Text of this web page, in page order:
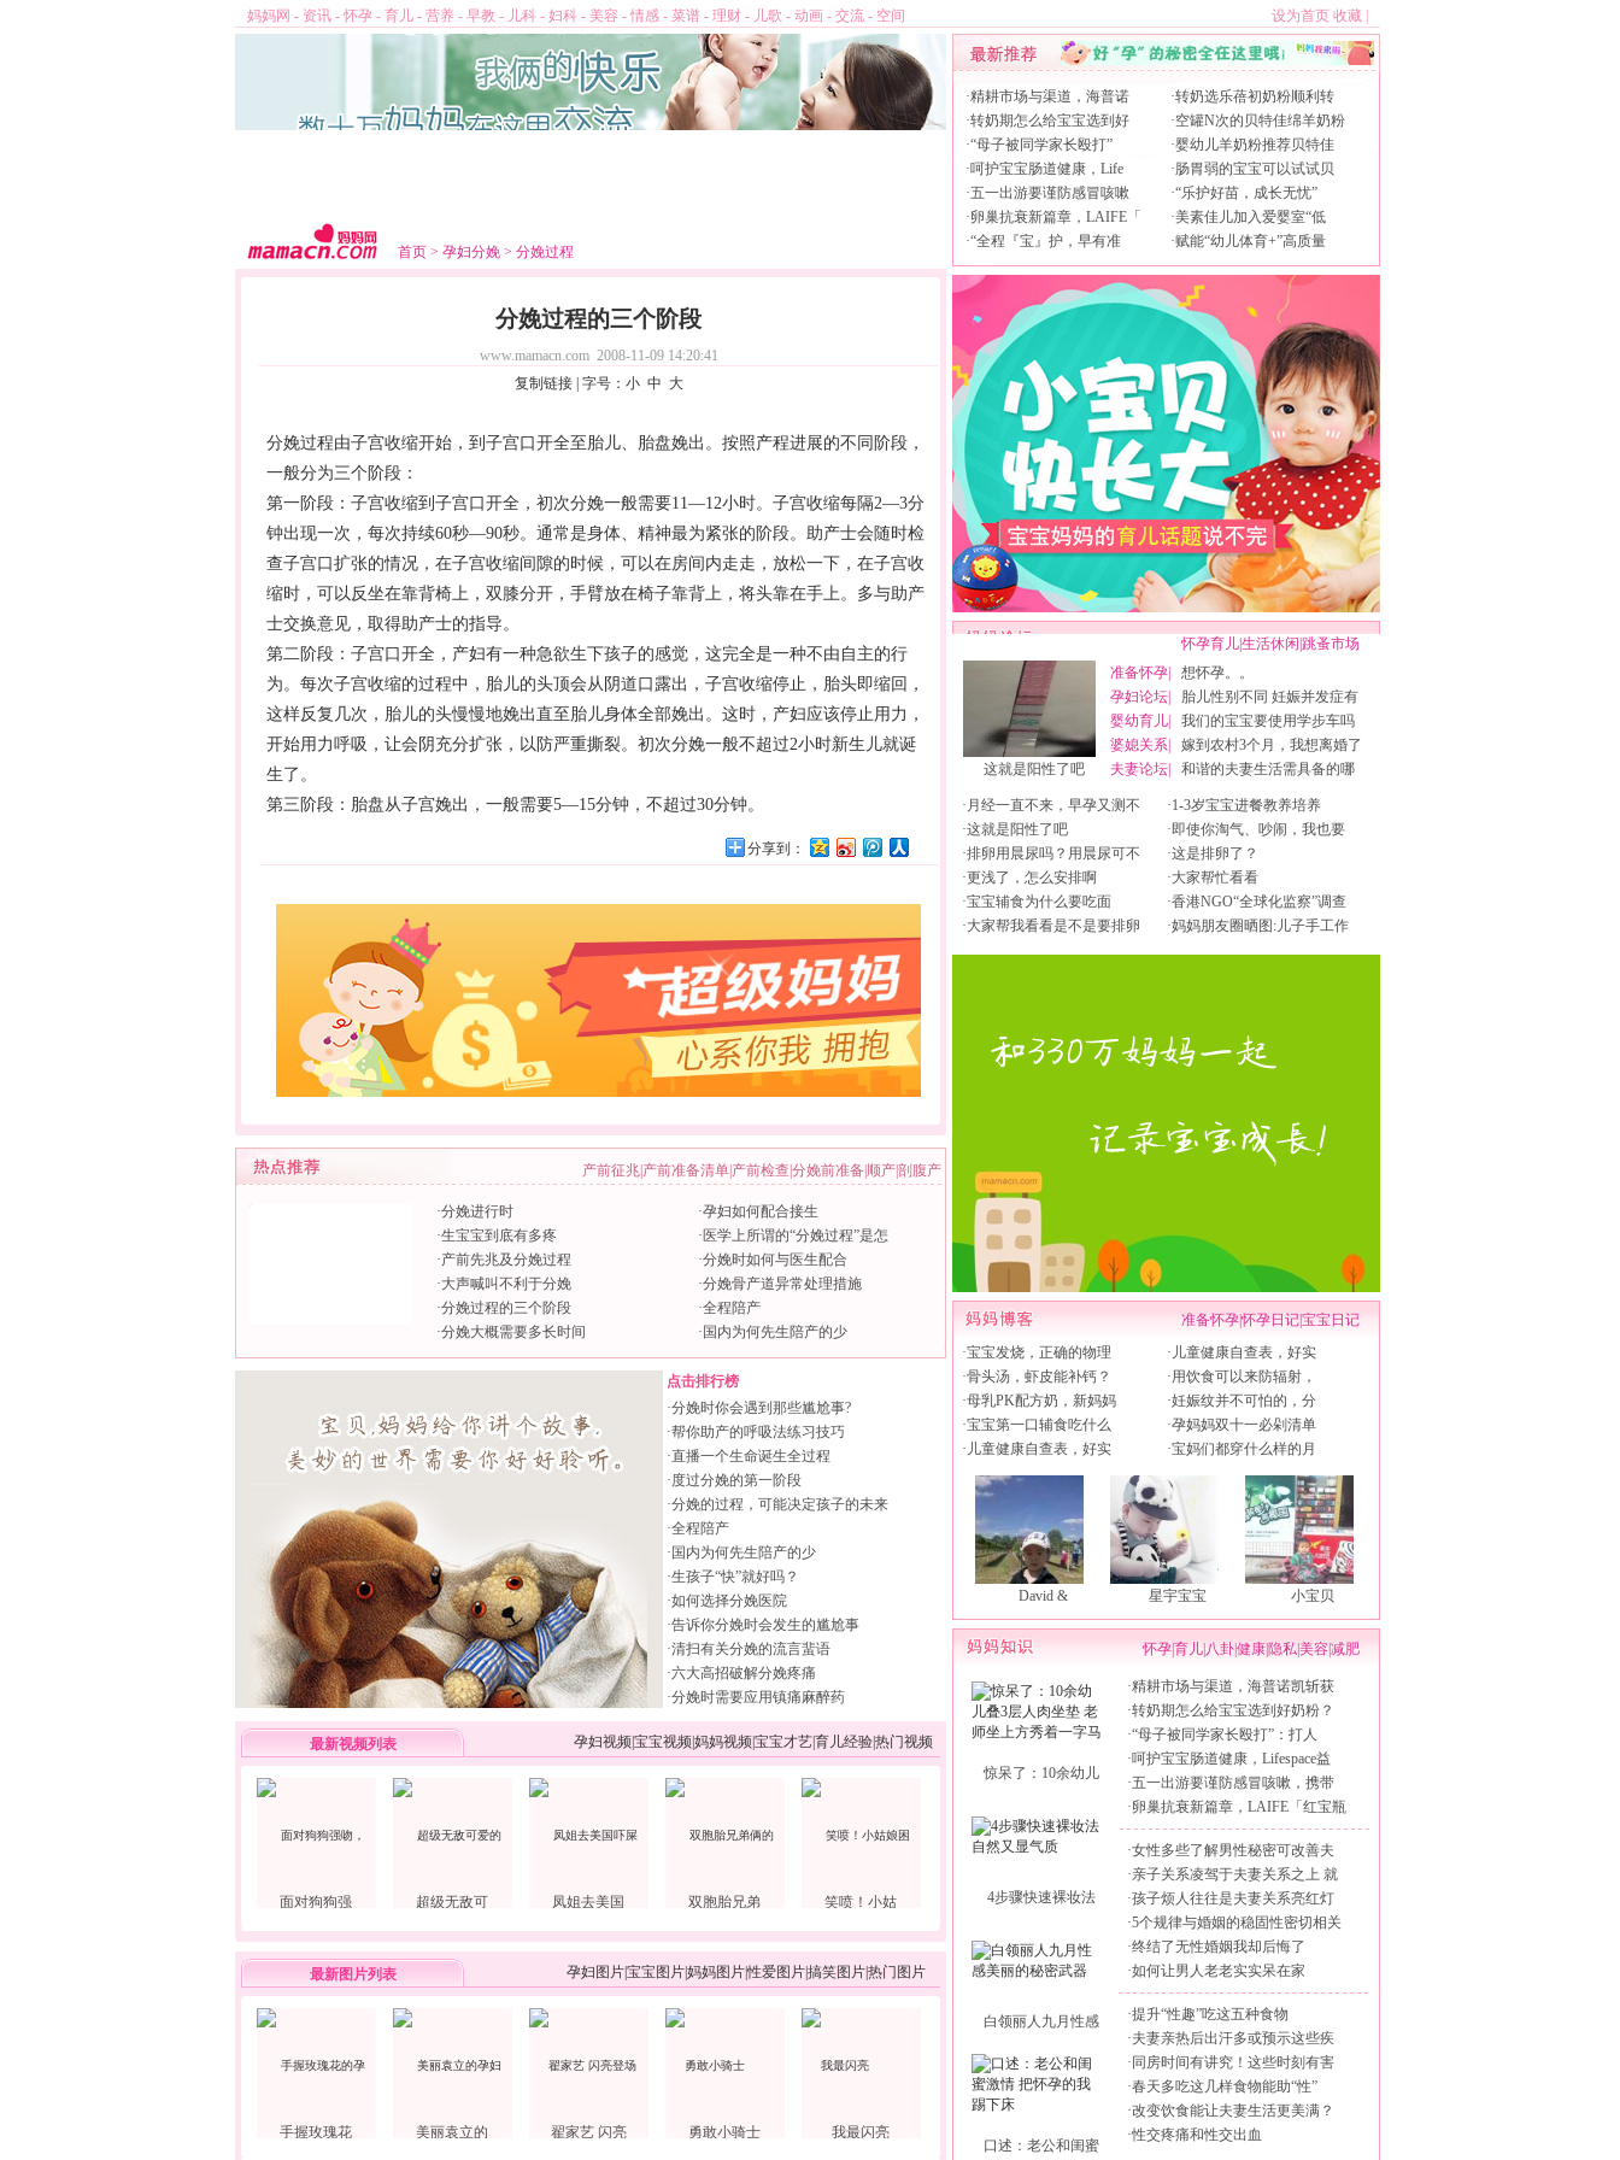
妈妈网 - 资讯 - 怀孕 - 育儿 - 营养 - 早教 - 儿科 - 妇科 - 美容 - 情感 - 菜谱 - 理财 - 儿歌 - 动画 - 交流 - 空间 设为首页 收藏
首页 > 孕妇分娩 > 分娩过程
分娩过程的三个阶段
www.mamacn.com 2008-11-09 14:20:41
复制链接| 字号： 小 中 大
分娩过程由子宫收缩开始，到子宫口开全至胎儿、胎盘娩出。按照产程进展的不同阶段，
一般分为三个阶段：
第一阶段：子宫收缩到子宫口开全，初次分娩一般需要11—12小时。子宫收缩每隔2—3分
钟出现一次，每次持续60秒—90秒。通常是身体、精神最为紧张的阶段。助产士会随时检
查子宫口扩张的情况，在子宫收缩间隙的时候，可以在房间内走走，放松一下，在子宫收
缩时，可以反坐在靠背椅上，双膝分开，手臂放在椅子靠背上，将头靠在手上。多与助产
士交换意见，取得助产士的指导。
第二阶段：子宫口开全，产妇有一种急欲生下孩子的感觉，这完全是一种不由自主的行
为。每次子宫收缩的过程中，胎儿的头顶会从阴道口露出，子宫收缩停止，胎头即缩回，
这样反复几次，胎儿的头慢慢地娩出直至胎儿身体全部娩出。这时，产妇应该停止用力，
开始用力呼吸，让会阴充分扩张，以防严重撕裂。初次分娩一般不超过2小时新生儿就诞
生了。
第三阶段：胎盘从子宫娩出，一般需要5—15分钟，不超过30分钟。
分享到：
产前征兆 产前准备清单 产前检查 分娩前准备 顺产剖腹产
·分娩进行时
·生宝宝到底有多疼
·产前先兆及分娩过程
·大声喊叫不利于分娩
·分娩过程的三个阶段
·分娩大概需要多长时间
·孕妇如何配合接生
· 医学上所谓的“分娩过程”是怎
·分娩时如何与医生配合
·分娩骨产道异常处理措施
·全程陪产
· 国内为何先生陪产的少
点击排行榜
·分娩时你会遇到那些尴尬事?
·帮你助产的呼吸法练习技巧
·直播一个生命诞生全过程
·度过分娩的第一阶段
·分娩的过程，可能决定孩子的未来
·全程陪产
· 国内为何先生陪产的少
·生孩子“快”就好吗？
·如何选择分娩医院
·告诉你分娩时会发生的尴尬事
·清扫有关分娩的流言蜚语
·六大高招破解分娩疼痛
·分娩时需要应用镇痛麻醉药
最新视频列表 孕妇视频宝宝视频妈妈视频宝宝才艺育儿经验热门视频
面对狗狗强 超级无敌可 凤姐去美国 双胞胎兄弟 笑喷！小姑
最新图片列表 孕妇图片宝宝图片妈妈图片性爱图片搞笑图片热门图片
手握玫瑰花 美丽袁立的 翟家艺 闪亮 勇敢小骑士 我最闪亮
·精耕市场与渠道，海普诺
·转奶期怎么给宝宝选到好
·“母子被同学家长殴打”
·呵护宝宝肠道健康，Life
·五一出游要谨防感冒咳嗽
·卵巢抗衰新篇章，LAIFE「
·“全程『宝』护，早有准
·转奶选乐蓓初奶粉顺利转
·空罐N次的贝特佳绵羊奶粉
·婴幼儿羊奶粉推荐贝特佳
·肠胃弱的宝宝可以试试贝
·“乐护好苗，成长无忧”
·美素佳儿加入爱婴室“低
·赋能“幼儿体育+”高质量
怀孕育儿|生活休闲 跳蚤市场
这就是阳性了吧
准备怀孕
孕妇论坛
婴幼育儿
婆媳关系
夫妻论坛
想怀孕。。
胎儿性别不同 妊娠并发症有
我们的宝宝要使用学步车吗
嫁到农村3个月，我想离婚了
和谐的夫妻生活需具备的哪
· 月经一直不来，早孕又测不
·这就是阳性了吧
·排卵用晨尿吗？用晨尿可不
·更浅了，怎么安排啊
·宝宝辅食为什么要吃面
·大家帮我看看是不是要排卵
·1-3岁宝宝进餐教养培养
·即使你淘气、吵闹，我也要
·这是排卵了？
·大家帮忙看看
·香港NGO“全球化监察”调查
·妈妈朋友圈晒图:儿子手工作
准备怀孕|怀孕日记|宝宝日记
·宝宝发烧，正确的物理
·骨头汤，虾皮能补钙？
·母乳PK配方奶，新妈妈
·宝宝第一口辅食吃什么
· 儿童健康自查表，好实
· 儿童健康自查表，好实
·用饮食可以来防辐射，
·妊娠纹并不可怕的，分
·孕妈妈双十一必剁清单
·宝妈们都穿什么样的月
David & 星宇宝宝 小宝贝
怀孕|育儿| 八卦|健康| 隐私|美容|减肥
惊呆了：10余幼儿
4步骤快速裸妆法
白领丽人九月性感
口述：老公和闺蜜
·精耕市场与渠道，海普诺凯斩获
·转奶期怎么给宝宝选到好奶粉？
·“母子被同学家长殴打”：打人
·呵护宝宝肠道健康，Lifespace益
·五一出游要谨防感冒咳嗽，携带
·卵巢抗衰新篇章，LAIFE「红宝瓶
·女性多些了解男性秘密可改善夫
·亲子关系凌驾于夫妻关系之上 就
·孩子烦人往往是夫妻关系亮红灯
·5个规律与婚姻的稳固性密切相关
·终结了无性婚姻我却后悔了
·如何让男人老老实实呆在家
·提升“性趣”吃这五种食物
·夫妻亲热后出汗多或预示这些疾
· 同房时间有讲究！这些时刻有害
·春天多吃这几样食物能助“性”
·改变饮食能让夫妻生活更美满？
·性交疼痛和性交出血